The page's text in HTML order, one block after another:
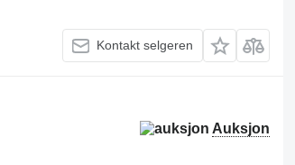
Kontakt selgeren
Auksjon